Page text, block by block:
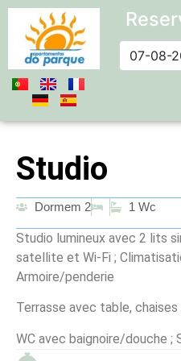
Studio
Dormem 2 1 Wc
Studio lumineux avec 2 lits
satellite et Wi-Fi ;
Armoire/penderie
Terrasse avec table,
WC avec baignoire/douche ;